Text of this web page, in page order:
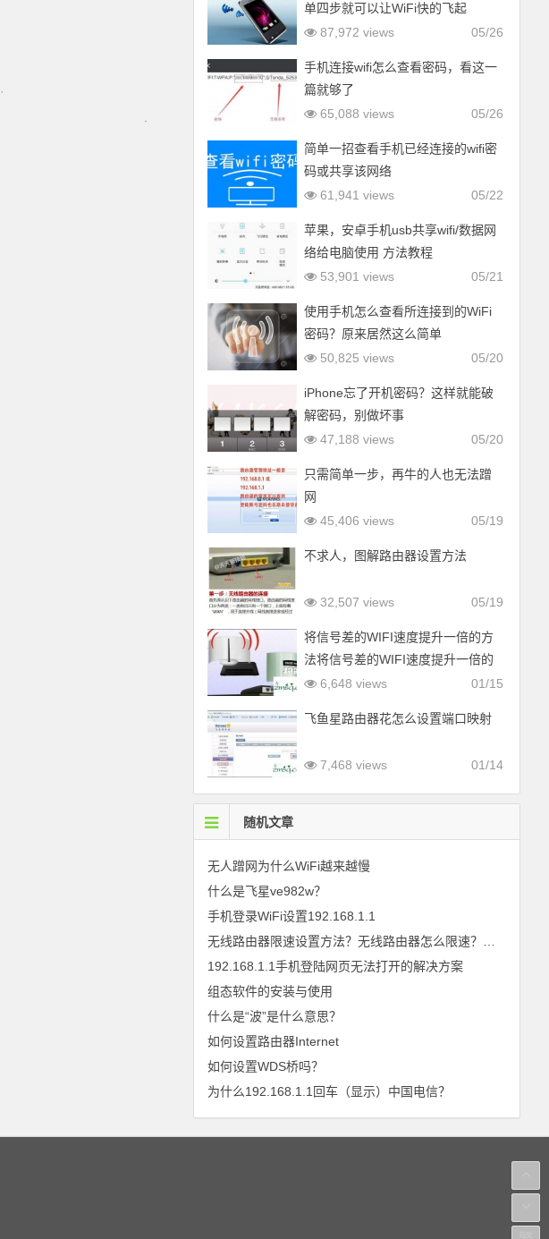
单四步就可以让WiFi快的飞起
05/26
87,972 views
手机连接wifi怎么查看密码，看这一
篇就够了
05/26
65,088 views
简单一招查看手机已经连接的wifi密
码或共享该网络
05/22
61,941 views
苹果，安卓手机usb共享wifi/数据网
络给电脑使用 方法教程
05/21
53,901 views
使用手机怎么查看所连接到的WiFi
密码？原来居然这么简单
05/20
50,825 views
iPhone忘了开机密码？这样就能破
解密码，别做坏事
05/20
47,188 views
只需简单一步，再牛的人也无法蹭
网
05/19
45,406 views
不求人，图解路由器设置方法
05/19
32,507 views
将信号差的WIFI速度提升一倍的方
法将信号差的WIFI速度提升一倍的
方法
01/15
6,648 views
飞鱼星路由器花怎么设置端口映射
01/14
7,468 views
随机文章
无人蹭网为什么WiFi越来越慢
什么是飞星ve982w？
手机登录WiFi设置192.168.1.1
192.168.1.1手机登陆网页无法打开的解决方案
组态软件的安装与使用
什么是“波”是什么意思？
如何设置路由器Internet
如何设置WDS桥吗？
为什么192.168.1.1回车（显示）中国电信？